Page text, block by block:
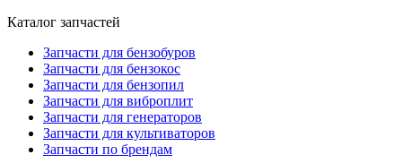
Каталог запчастей
Запчасти для бензобуров
Запчасти для бензокос
Запчасти для бензопил
Запчасти для виброплит
Запчасти для генераторов
Запчасти для культиваторов
Запчасти по брендам